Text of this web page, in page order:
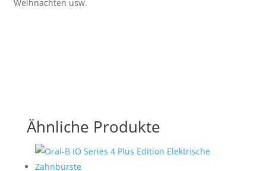
Weihnachten usw.
Ähnliche Produkte